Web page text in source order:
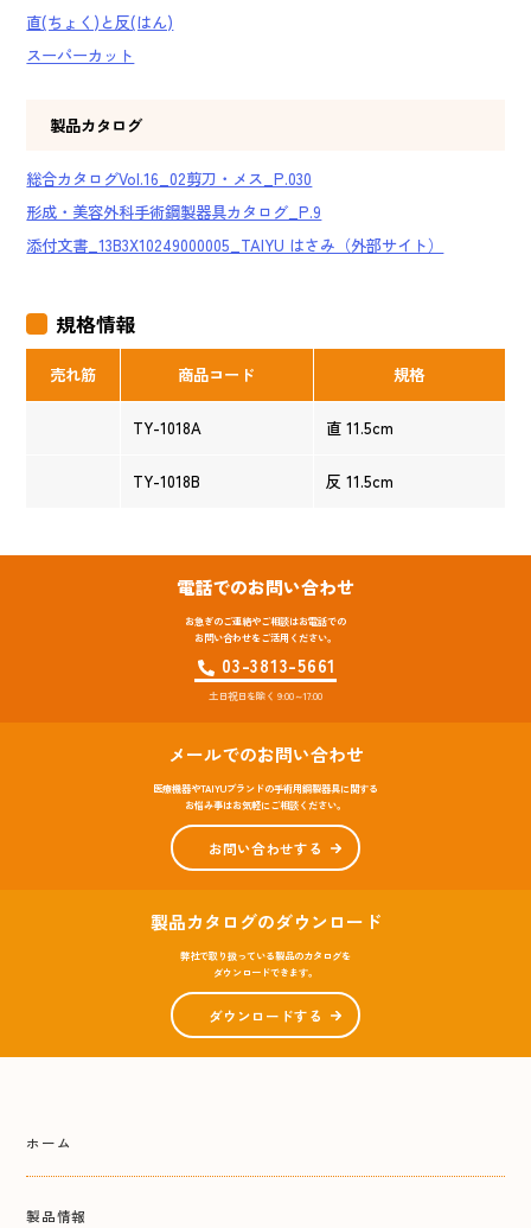
直(ちょく)と反(はん)
スーパーカット
製品カタログ
総合カタログVol.16_02剪刀・メス_P.030
形成・美容外科手術鋼製器具カタログ_P.9
添付文書_13B3X10249000005_TAIYU はさみ（外部サイト）
規格情報
売れ筋 商品コード 規格
TY-1018A 直 11.5cm
TY-1018B 反 11.5cm
電話でのお問い合わせ
お急ぎのご連絡やご相談はお電話での
お問い合わせをご活用ください。
03-3813-5661
土日祝日を除く 9:00～17:00
メールでのお問い合わせ
医療機器やTAIYUブランドの手術用鋼製器具に関する
お悩み事はお気軽にご相談ください。
お問い合わせする
製品カタログのダウンロード
弊社で取り扱っている製品のカタログを
ダウンロードできます。
ダウンロードする
ホーム
製品情報